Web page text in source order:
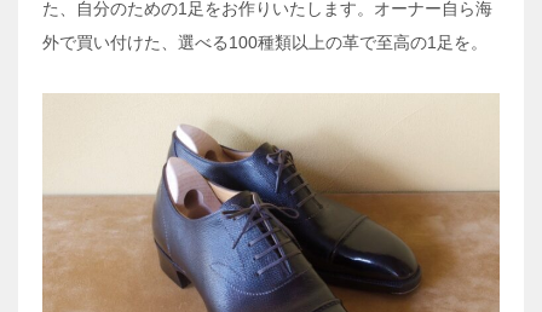
た、自分のための1足をお作りいたします。オーナー自ら海
外で買い付けた、選べる100種類以上の革で至高の1足を。